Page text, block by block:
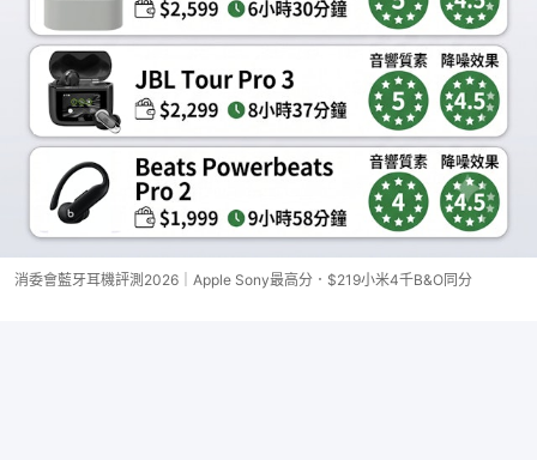
消委會藍牙耳機評測2026｜Apple Sony最高分．$219小米4千B&O同分